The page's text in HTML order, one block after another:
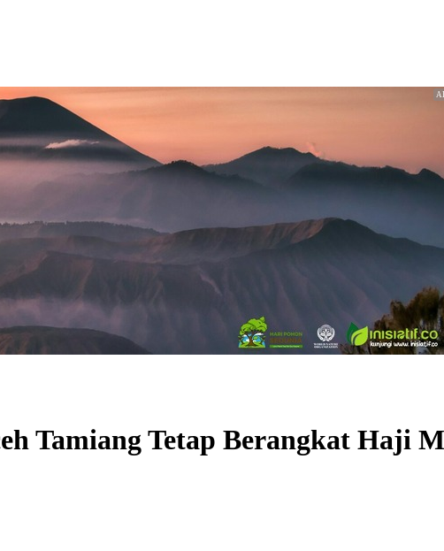
Tamiang Tetap Berangkat Haji